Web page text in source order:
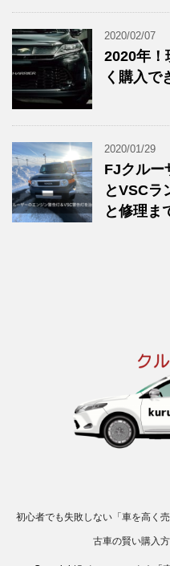
2020/02/07
2020年！
く購入で
2020/01/29
FJクルー
とVSCラ
と修理ま
初心者でも失敗しない「車を高く
古車の賢い購入